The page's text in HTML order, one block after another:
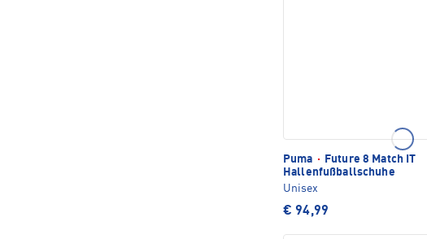
Puma ·
Future 8 Match IT
Hallenfußballschuhe
Unisex
€ 94,99